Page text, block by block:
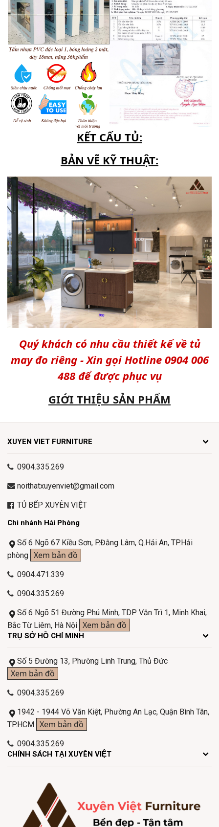
KẾT CẤU TỦ:
BẢN VẼ KỸ THUẬT:
Quý khách có nhu cầu thiết kế về tủ
may đo riêng - Xin gọi Hotline 0904 006
488 để được phục vụ
GIỚI THIỆU SẢN PHẨM
CHÍNH SÁCH TẠI XUYÊN VIỆT
TRỤ SỞ HỒ CHÍ MINH
Số 5 Đường 13, Phường Linh Trung, Thủ Đức
Xem bản đồ
0904.335.269
1942 - 1944 Võ Văn Kiệt, Phường An Lạc, Quận Bình Tân,
TP.HCM Xem bản đồ
0904.335.269
XUYEN VIET FURNITURE
0904.335.269
noithatxuyenviet@gmail.com
TỦ BẾP XUYÊN VIỆT
Chi nhánh Hải Phòng
Số 6 Ngõ 67 Kiều Sơn, P.Đằng Lâm, Q.Hải An, TP.Hải
phòng Xem bản đồ
0904.471.339
0904.335.269
Số 6 Ngõ 51 Đường Phú Minh, TDP Văn Trì 1, Minh Khai,
Bắc Từ Liêm, Hà Nội Xem bản đồ